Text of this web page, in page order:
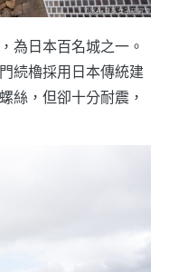
為日本百名城之一。
続櫓採用日本傳統建
絲，但卻十分耐震，